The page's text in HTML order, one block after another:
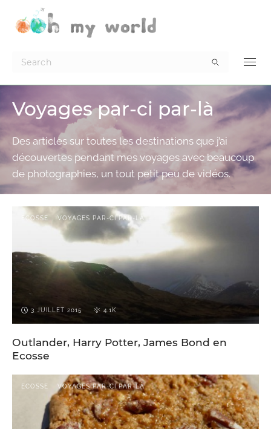
Voyages par-ci par-là
Des articles sur toutes les destinations que j’ai
découvertes pendant mes voyages avec beaucoup
de photographies, un tout petit peu de vidéos.
ECOSSE VOYAGES PAR-CI PAR-LÀ
3 JUILLET 2015 4.1K
Outlander, Harry Potter, James Bond en
Ecosse
ECOSSE VOYAGES PAR-CI PAR-LÀ